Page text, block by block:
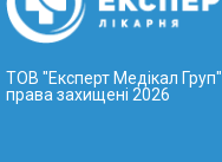
ТОВ "Експерт Медікал Груп"
права захищені 2026